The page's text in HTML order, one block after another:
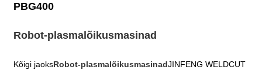
PBG400
Robot-plasmalõikusmasinad
Kõigi jaoksRobot-plasmalõikusmasinadJINFENG WELDCUT